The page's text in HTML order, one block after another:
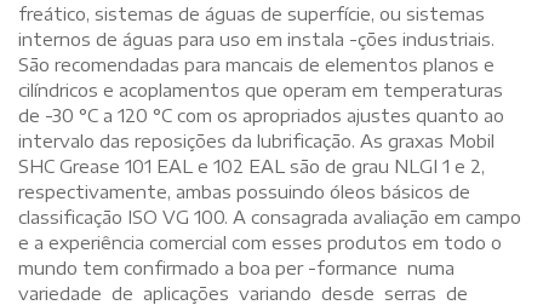
freático, sistemas de águas de superfície, ou sistemas
internos de águas para uso em instala -ções industriais.
São recomendadas para mancais de elementos planos e
cilíndricos e acoplamentos que operam em temperaturas
de -30 °C a 120 °C com os apropriados ajustes quanto ao
intervalo das reposições da lubrificação. As graxas Mobil
SHC Grease 101 EAL e 102 EAL são de grau NLGI 1 e 2,
respectivamente, ambas possuindo óleos básicos de
classificação ISO VG 100. A consagrada avaliação em campo
e a experiência comercial com esses produtos em todo o
mundo tem confirmado a boa per -formance numa
variedade de aplicações variando desde serras de